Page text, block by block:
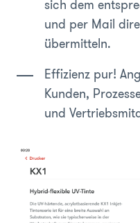
sich dem
und per Mail
übermitteln.
Effizienz pur!
Kunden,
und